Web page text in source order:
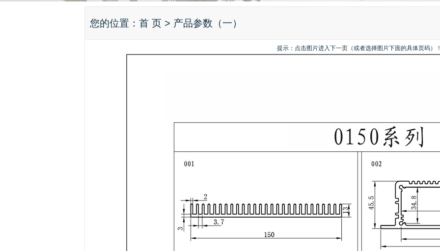
您的位置： 首 页 > 产品参数（一）
提示：点击图片进入下一页（或者选择图片下面的具体页码）！